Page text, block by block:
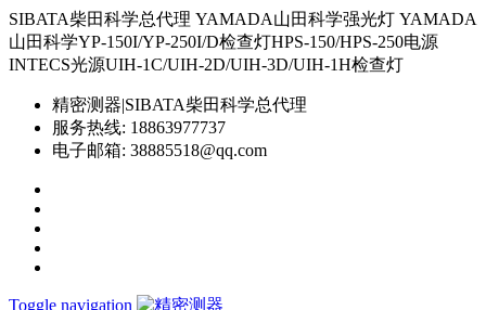
SIBATA柴田科学总代理 YAMADA山田科学强光灯 YAMADA
山田科学YP-150I/YP-250I/D检查灯HPS-150/HPS-250电源
INTECS光源UIH-1C/UIH-2D/UIH-3D/UIH-1H检查灯
精密测器|SIBATA柴田科学总代理
服务热线: 18863977737
电子邮箱: 38885518@qq.com
Toggle navigation